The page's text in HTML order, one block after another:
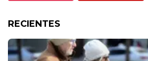
RECIENTES